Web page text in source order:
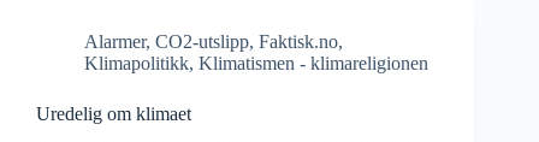
Alarmer, CO2-utslipp, Faktisk.no,
Klimapolitikk, Klimatismen - klimareligionen
Uredelig om klimaet